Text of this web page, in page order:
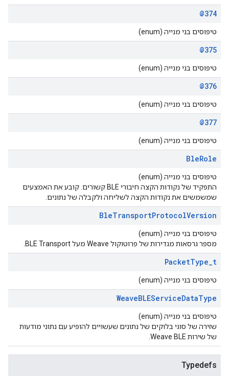
@374
טיפוסים בני מנייה (enum)
@375
טיפוסים בני מנייה (enum)
@376
טיפוסים בני מנייה (enum)
@377
טיפוסים בני מנייה (enum)
BleRole
טיפוסים בני מנייה (enum)
התפקיד של נקודות הקצה חיבורי BLE קשורים. קובע את האמצעים
שמשמשים את נקודות הקצה לשליחה ולקבלה של נתונים.
BleTransportProtocolVersion
טיפוסים בני מנייה (enum)
מספר גרסאות מגדירות של פרוטוקול Weave מעל BLE Transport.
PacketType_t
טיפוסים בני מנייה (enum)
WeaveBLEServiceDataType
טיפוסים בני מנייה (enum)
שזירה של סוגי בלוקים של נתונים שעשויים להופיע עם נתוני מודעות
של שירות Weave BLE.
Typedefs